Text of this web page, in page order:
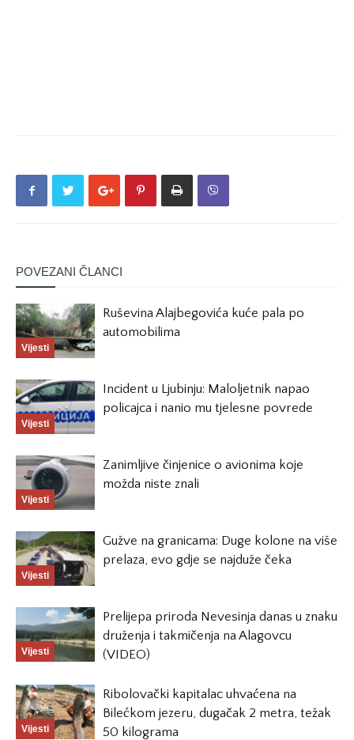
POVEZANI ČLANCI
Vijesti
Ruševina Alajbegovića kuće pala po
automobilima
Vijesti
Incident u Ljubinju: Maloljetnik napao
policajca i nanio mu tjelesne povrede
Vijesti
Zanimljive činjenice o avionima koje
možda niste znali
Vijesti
Gužve na granicama: Duge kolone na više
prelaza, evo gdje se najduže čeka
Vijesti
Prelijepa priroda Nevesinja danas u znaku
druženja i takmičenja na Alagovcu
(VIDEO)
Vijesti
Ribolovački kapitalac uhvaćena na
Bilećkom jezeru, dugačak 2 metra, težak
50 kilograma